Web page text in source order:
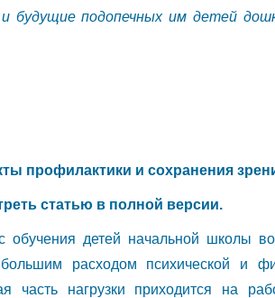
будущие подопечных им детей
профилактики и сохранения
статью в полной версии.
обучения детей начальной школы
расходом психической и
часть нагрузки приходится на